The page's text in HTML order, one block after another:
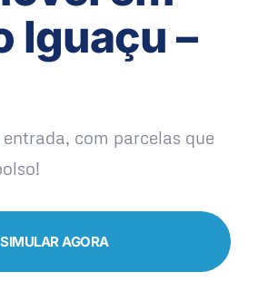
Iguaçu –
com parcelas que
SIMULAR AGORA